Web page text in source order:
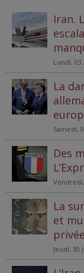
Iran.
Lundi, 03
La
Samedi,
Des
La
et
privée
Jeudi, 30